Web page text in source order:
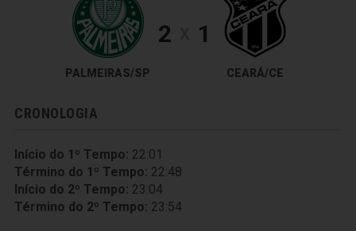
PALMEIRAS/SP
2 1
CEARÁ/CE
CRONOLOGIA
Início do 1º Tempo: 22:01
Término do 1º Tempo: 22:48
Início do 2º Tempo: 23:04
Término do 2º Tempo: 23:54